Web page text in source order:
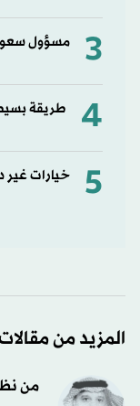
3 مسؤول
4 طريقة
5 خيارات غير
المزيد من
من